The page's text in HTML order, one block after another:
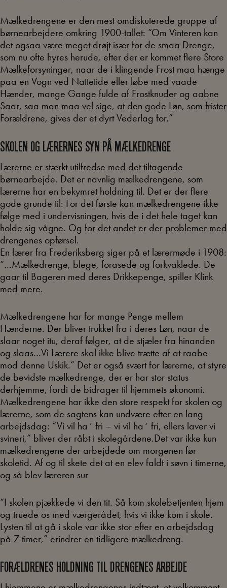
Mælkedrengene er den mest omdiskuterede gruppe af
børnearbejdere omkring 1900-tallet: “Om Vinteren kan
det ogsaa være meget drøjt især for de smaa Drenge,
som nu ofte hyres herude, efter der er kommet flere Store
Mælkeforsyninger, naar de i klingende Frost maa hænge
paa en Vogn ved Nattetide eller løbe med vaade
Hænder, mange Gange fulde af Frostknuder og aabne
Saar, saa man maa vel sige, at den gode Løn, som frister
Forældrene, gives der et dyrt Vederlag for.”
SKOLEN OG LÆRERNES SYN PÅ MÆLKEDRENGE
Lærerne er stærkt utilfredse med det tiltagende
børnearbejde. Det er navnlig mælkedrengene, som
lærerne har en bekymret holdning til. Det er der flere
gode grunde til: For det første kan mælkedrengene ikke
følge med i undervisningen, hvis de i det hele taget kan
holde sig vågne. Og for det andet er der problemer med
drengenes opførsel.
En lærer fra Frederiksberg siger på et lærermøde i 1908:
“…Mælkedrenge, blege, forasede og forkvaklede. De
gaar til Bageren med deres Drikkepenge, spiller Klink
med mere.
Mælkedrengene har for mange Penge mellem
Hænderne. Der bliver trukket fra i deres Løn, naar de
slaar noget itu, deraf følger, at de stjæler fra hinanden
og slaas…Vi Lærere skal ikke blive trætte af at raabe
mod denne Uskik.” Det er også svært for lærerne, at styre
de bevidste mælkedrenge, der er har stor status
derhjemme, fordi de bidrager til hjemmets økonomi.
Mælkedrengene har ikke den store respekt for skolen og
lærerne, som de sagtens kan undvære efter en lang
arbejdsdag: “Vi vil ha´ fri – vi vil ha´ fri, ellers laver vi
svineri,” bliver der råbt i skolegårdene.Det var ikke kun
mælkedrengene der arbejdede om morgenen før
skoletid. Af og til skete det at en elev faldt i søvn i timerne,
og så blev læreren sur
“I skolen pjækkede vi den tit. Så kom skolebetjenten hjem
og truede os med værgerådet, hvis vi ikke kom i skole.
Lysten til at gå i skole var ikke stor efter en arbejdsdag
på 7 timer,” erindrer en tidligere mælkedreng.
FORÆLDRENES HOLDNING TIL DRENGENES ARBEJDE